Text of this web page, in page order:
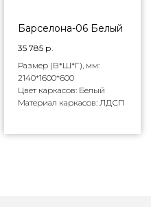
Барселона-06 Белый
35 785 р.
Размер (В*Ш*Г), мм:
2140*1600*600
Цвет каркасов: Белый
Материал каркасов: ЛДСП